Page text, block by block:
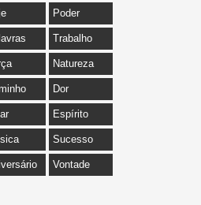
Poder
Trabalho
Natureza
Dor
Espírito
Sucesso
Vontade